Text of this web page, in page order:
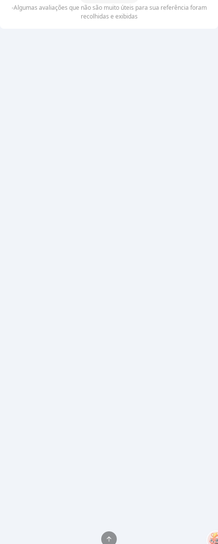
-Algumas avaliações que não são muito úteis para sua referência foram
recolhidas e exibidas